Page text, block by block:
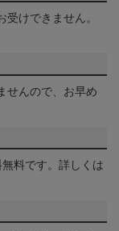
けできません。
せんので、お早め
料です。詳しくは